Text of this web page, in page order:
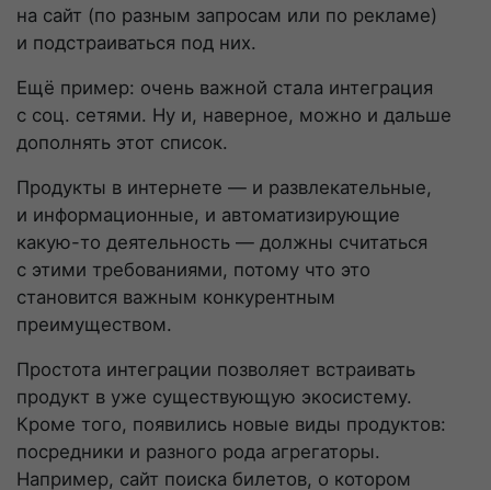
на сайт (по разным запросам или по рекламе)
и подстраиваться под них.
Ещё пример: очень важной стала интеграция
с соц. сетями. Ну и, наверное, можно и дальше
дополнять этот список.
Продукты в интернете — и развлекательные,
и информационные, и автоматизирующие
какую-то деятельность — должны считаться
с этими требованиями, потому что это
становится важным конкурентным
преимуществом.
Простота интеграции позволяет встраивать
продукт в уже существующую экосистему.
Кроме того, появились новые виды продуктов:
посредники и разного рода агрегаторы.
Например, сайт поиска билетов, о котором